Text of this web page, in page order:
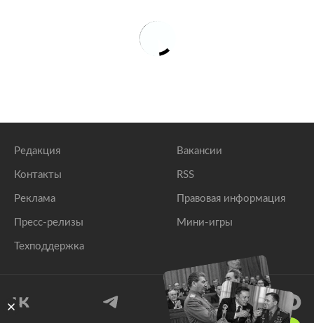
Редакция
Контакты
Реклама
Пресс-релизы
Техподдержка
Вакансии
RSS
Правовая информация
Мини-игры